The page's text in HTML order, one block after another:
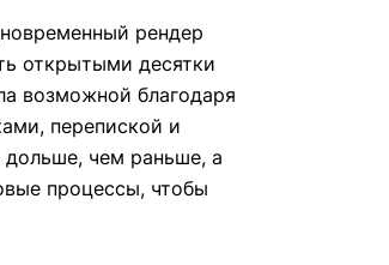
рендер
открытыми десятки
возможной благодаря
перепиской и
дольше, чем раньше, а
процессы, чтобы